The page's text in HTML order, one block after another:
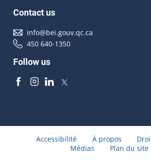
Contact us
info@bei.gouv.qc.ca
450 640-1350
Follow us
Accessibilité À propos
Médias
Plan du site